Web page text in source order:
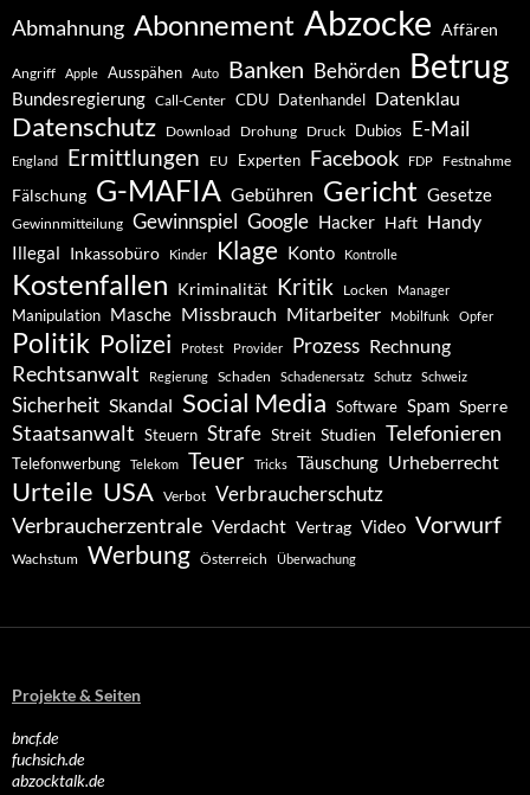
Abmahnung Abonnement Abzocke Affären
Angriff Apple Ausspähen Auto Banken Behörden Betrug
Bundesregierung Call-Center CDU Datenhandel Datenklau
Datenschutz Download Drohung Druck Dubios E-Mail
England Ermittlungen EU Experten Facebook FDP Festnahme
Fälschung G-MAFIA Gebühren Gericht Gesetze
Gewinnmitteilung Gewinnspiel Google Hacker Haft Handy
Illegal Inkassobüro Kinder Klage Konto Kontrolle
Kostenfallen Kriminalität Kritik Locken Manager
Manipulation Masche Missbrauch Mitarbeiter Mobilfunk Opfer
Politik Polizei Protest Provider Prozess Rechnung
Rechtsanwalt Regierung Schaden Schadenersatz Schutz Schweiz
Sicherheit Skandal Social Media Software Spam Sperre
Staatsanwalt Steuern Strafe Streit Studien Telefonieren
Telefonwerbung Telekom Teuer Tricks Täuschung Urheberrecht
Urteile USA Verbot Verbraucherschutz
Verbraucherzentrale Verdacht Vertrag Video Vorwurf
Wachstum Werbung Österreich Überwachung
Projekte & Seiten
bncf.de
fuchsich.de
abzocktalk.de